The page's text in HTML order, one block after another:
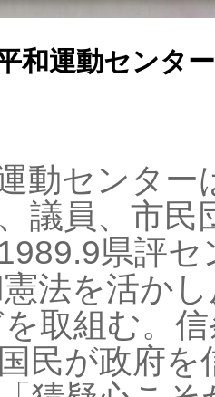
和運動センタ
動センタ
議員、市
県評
法を活か
取組む。
民が政府